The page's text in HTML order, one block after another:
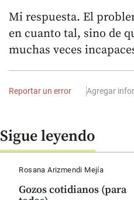
Mi respuesta. El
en cuanto tal, sino de
muchas veces
Reportar un error Agregar
Sigue leyendo
Rosana Arizmendi Mejía
Gozos cotidianos (para